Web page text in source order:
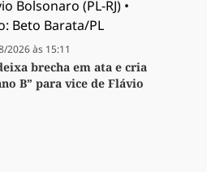
2026 às 15:11
brecha em ata e cria
B” para vice de Flávio